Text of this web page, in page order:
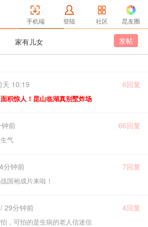
手机端 登陆 社区 昆友圈
家有儿女 发帖
天 10:19 6回复
积惊人！昆山临湖真别墅炸场
前 66回复
气
分钟前 7回复
国袍成片来啦！
29分钟前 4回复
，可怕的是生病的老人信迷信